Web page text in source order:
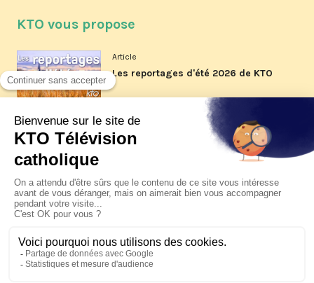
KTO vous propose
Article
Les reportages d'été 2026 de KTO
Article
La visite pastorale du pape Léon
XIV à Assise à suivre sur KTO le
Article